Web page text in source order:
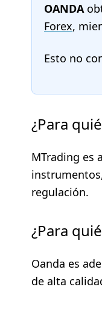
OANDA
Forex,
Esto no
¿Para
MTrading es
regulación.
¿Para
Oanda es
de alta